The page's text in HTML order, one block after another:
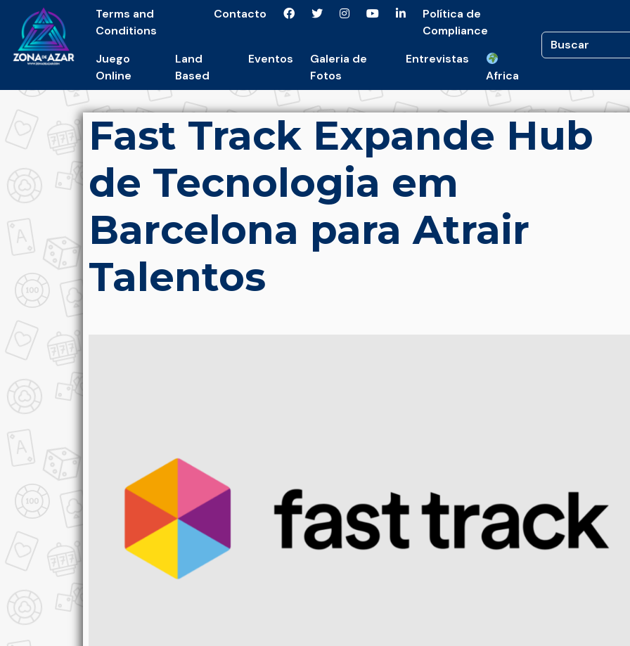
Terms and
Conditions
Contacto
Política de
Compliance
Juego
Online
Land
Based
Eventos
Galeria de
Fotos
Entrevistas
Africa
Fast Track Expande Hub
de Tecnologia em
Barcelona para Atrair
Talentos